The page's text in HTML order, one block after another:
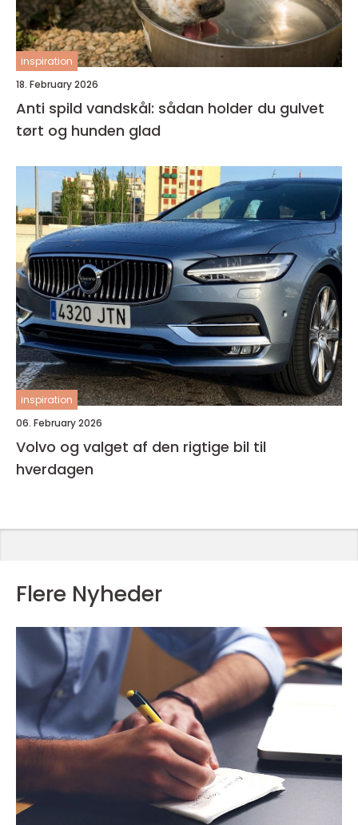
inspiration
18. February 2026
Anti spild vandskål: sådan holder du gulvet
tørt og hunden glad
inspiration
06. February 2026
Volvo og valget af den rigtige bil til
hverdagen
Flere Nyheder